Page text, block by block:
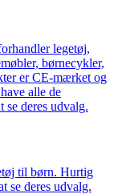
legetøj,
børnecykler,
er CE-mærket og
alle de
deres udvalg.
til børn. Hurtig
se deres udvalg.